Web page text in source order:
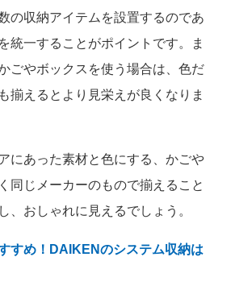
の収納アイテムを設置するのであ
統一することがポイントです。ま
ごやボックスを使う場合は、色だ
揃えるとより見栄えが良くなりま
にあった素材と色にする、かごや
同じメーカーのもので揃えること
、おしゃれに見えるでしょう。
すめ！DAIKENのシステム収納は